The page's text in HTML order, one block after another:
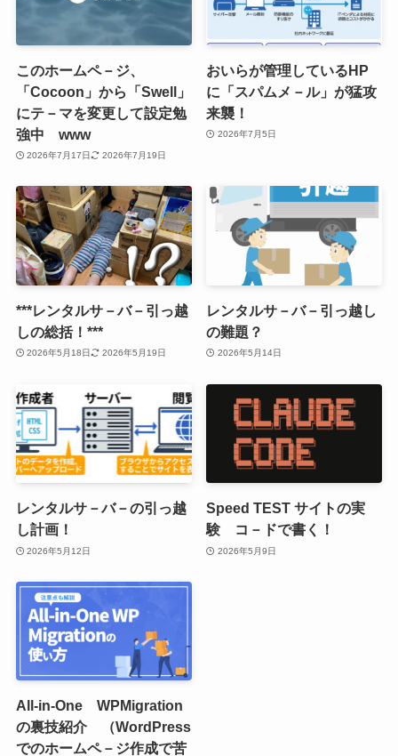
このホームペ－ジ、
「Cocoon」から「Swell」
にテ－マを変更して設定勉
強中 www
2026年7月17日 2026年7月19日
おいらが管理しているHP
に「スパムメ－ル」が猛攻
来襲！
2026年7月5日
***レンタルサ－バ－引っ越
しの総括！***
2026年5月18日 2026年5月19日
レンタルサ－バ－引っ越し
の難題？
2026年5月14日
レンタルサ－バ－の引っ越
し計画！
2026年5月12日
Speed TEST サイトの実
験 コ－ドで書く！
2026年5月9日
All-in-One WPMigration
の裏技紹介 （WordPress
でのホームペ－ジ作成で苦